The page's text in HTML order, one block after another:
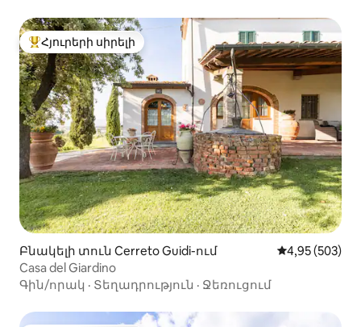
Հյուրերի սիրելի լավագույն տները
Հյուրերի սիրելի
Բնակելի տուն Cerreto Guidi-ում Միջին
4,95 (503)
Casa del Giardino
Գին/որակ · Տեղադրություն · Ջեռուցում